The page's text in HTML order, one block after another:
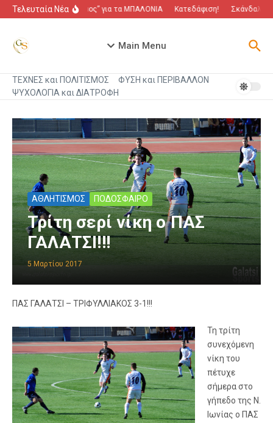
Μετάβαση στο περιεχόμενο
Τελευταία Νέα“Πόλεμος” για τα ΜΠΑΛΟΝΙΑ Κατεδάφιση! Σκάνδαλο
Main Menu
ΤΕΧΝΕΣ και ΠΟΛΙΤΙΣΜΟΣ
ΦΥΣΗ και ΠΕΡΙΒΑΛΛΟΝ
ΨΥΧΟΛΟΓΙΑ και ΔΙΑΤΡΟΦΗ
ΑΘΛΗΤΙΣΜΟΣ ΠΟΔΟΣΦΑΙΡΟ
Τρίτη σερί νίκη ο ΠΑΣ
ΓΑΛΑΤΣΙ!!!
5 Μαρτίου 2017
ΠΑΣ ΓΑΛΑΤΣΙ – ΤΡΙΦΥΛΛΙΑΚΟΣ 3-1!!!
Τη τρίτη
συνεχόμενη
νίκη του
πέτυχε
σήμερα στο
γήπεδο της Ν.
Ιωνίας ο ΠΑΣ